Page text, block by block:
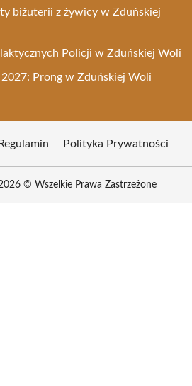
biżuterii z żywicy w Zduńskiej
Policji w Zduńskiej Woli
Prong w Zduńskiej Woli
Regulamin Polityka Prywatności
© Wszelkie Prawa Zastrzeżone